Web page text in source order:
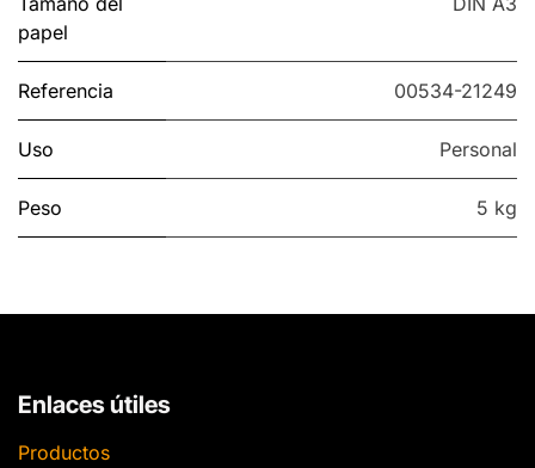
papel
Referencia 00534-21249
Uso Personal
Peso 5 kg
Enlaces útiles
Productos